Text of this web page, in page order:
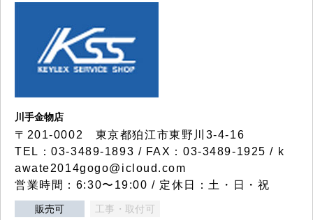
川手金物店
〒201-0002 東京都狛江市東野川3-4-16
TEL：03-3489-1893 / FAX：03-3489-1925 / k
awate2014gogo@icloud.com
営業時間：6:30〜19:00 / 定休日：土・日・祝
販売可 工事・取付可